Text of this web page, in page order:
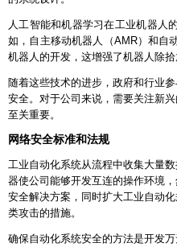
人工智能和机器学习在工业机器人
如，自主移动机器人（AMR）和自
机器人的开发，这增强了机器人除拾
随着这些技术的进步，政府和行业
安全。对于公司来说，需要关注新
至关重要。
网络安全标准和法规
工业自动化系统从流程中收集大量
器使公司能够开发互连的操作环境
安全解决方案，同时扩大工业自动
类攻击的措施。
确保自动化系统安全的方法是开发